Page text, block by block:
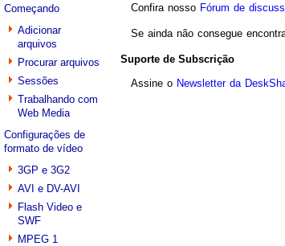
Começando
Adicionar
arquivos
Procurar arquivos
Sessões
Trabalhando com
Web Media
Configurações de
formato de vídeo
3GP e 3G2
AVI e DV-AVI
Flash Video e
SWF
MPEG 1
Confira nosso Fórum de
Se ainda não consegue
Suporte de Subscrição
Assine o Newsletter da